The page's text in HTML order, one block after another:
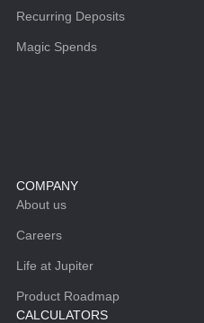
Recurring Deposits
Magic Spends
COMPANY
About us
Careers
Life at Jupiter
Product Roadmap
CALCULATORS